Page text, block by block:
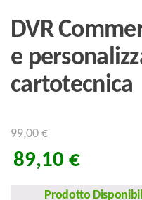
DVR
e
cartotecnica
99,00€
89,10 €
Prodotto